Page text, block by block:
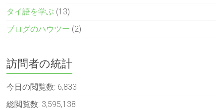
タイ語を学ぶ (13)
ブログのハウツー (2)
訪問者の統計
今日の閲覧数: 6,833
総閲覧数: 3,595,138